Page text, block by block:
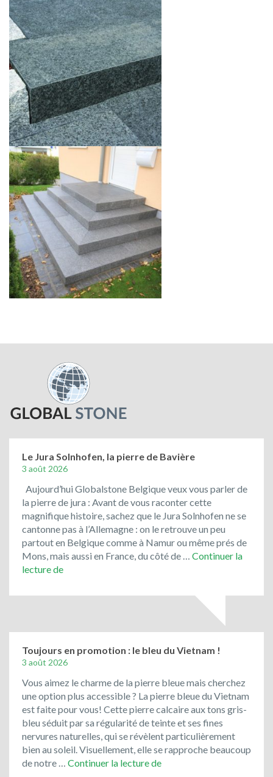
Le Jura Solnhofen, la pierre de Bavière
3 août 2026
Aujourd’hui Globalstone Belgique veux vous parler de
la pierre de jura : Avant de vous raconter cette
magnifique histoire, sachez que le Jura Solnhofen ne se
cantonne pas à l’Allemagne : on le retrouve un peu
partout en Belgique comme à Namur ou même prés de
Mons, mais aussi en France, du côté de … Continuer la
lecture deLe
Solnhofen,
de
Bavière
Toujours en promotion : le bleu du Vietnam !
3 août 2026
Vous aimez le charme de la pierre bleue mais cherchez
une option plus accessible ? La pierre bleue du Vietnam
est faite pour vous! Cette pierre calcaire aux tons gris-
bleu séduit par sa régularité de teinte et ses fines
nervures naturelles, qui se révèlent particulièrement
bien au soleil. Visuellement, elle se rapproche beaucoup
de notre … Continuer la lecture deToujours